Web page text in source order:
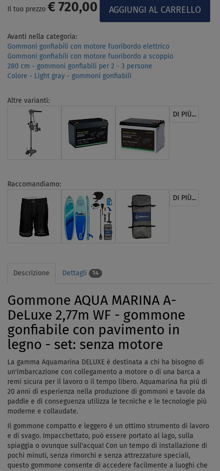
Il tuo prezzo € 720,00
Avanti nella categoria:
Gommoni gonfiabili con motore fuoribordo elettrico
Gommoni gonfiabili con motore fuoribordo a scoppio
280 cm - gommoni gonfiabili per 2 - 3 persone
Colore - Light gray - gommoni gonfiabili
Altre varianti:
DI PIÙ...
Raccomandiamo:
DI PIÙ...
Descrizione Dettagli 14
Gommone AQUA MARINA A-
DeLuxe 2,77m WF - gommone
gonfiabile con pavimento in
legno - set: senza motore
La gamma Aquamarina DELUXE è destinata a chi ha bisogno di
un'imbarcazione con collegamento a motore o di una barca a
remi sicura per il lavoro o il tempo libero. Aquamarina ha più di
20 anni di esperienza nella produzione di gommoni e tavole da
paddle e di conseguenza utilizza le tecniche e le tecnologie più
moderne e collaudate.
Il gommone compatto e leggero è un ottimo strumento di lavoro
e di svago. Impacchettato, può essere portato al lago, sulla
spiaggia o ovunque sull'acqua! Con un tempo di installazione di
pochi minuti, senza rimorchi e senza attrezzature speciali,
questo gommone consente di accedere facilmente a luoghi che